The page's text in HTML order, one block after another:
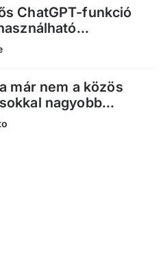
ChatGPT-funkció
már nem a közös
nagyobb...